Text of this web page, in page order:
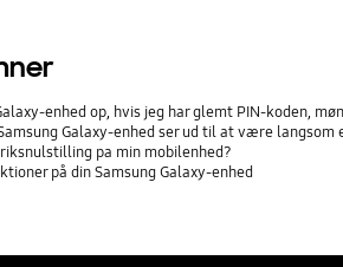
enhed op, hvis jeg har glemt PIN-koden,
Galaxy-enhed ser ud til at være
pa min mobilenhed?
på din Samsung Galaxy-enhed